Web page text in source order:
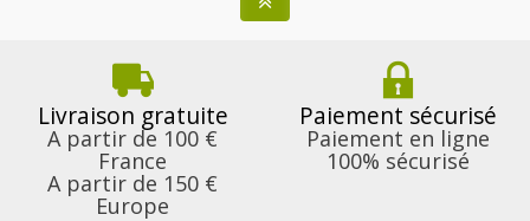
Livraison gratuite
A partir de 100 €
France
A partir de 150 €
Europe
Paiement sécurisé
Paiement en ligne
100% sécurisé